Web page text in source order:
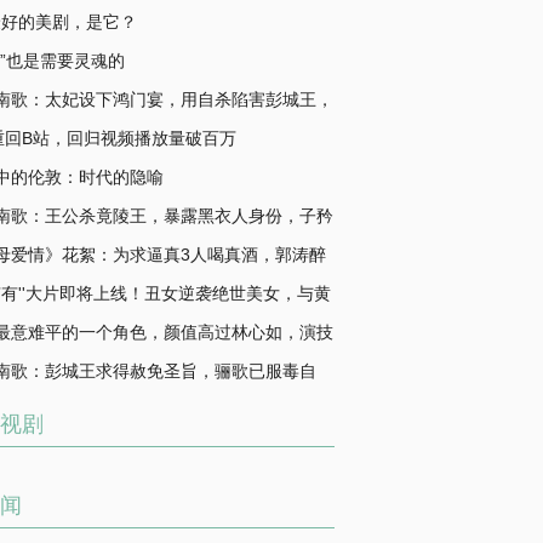
的美剧，是它？
也是需要灵魂的
歌：太妃设下鸿门宴，用自杀陷害彭城王，
蠢的女人！
回B站，回归视频播放量破百万
的伦敦：时代的隐喻
歌：王公杀竟陵王，暴露黑衣人身份，子矜
刎替父顶罪
爱情》花絮：为求逼真3人喝真酒，郭涛醉
再看孔笙
''大片即将上线！丑女逆袭绝世美女，与黄
演奇幻之恋
意难平的一个角色，颜值高过林心如，演技
线
歌：彭城王求得赦免圣旨，骊歌已服毒自
局烂尾？
剧